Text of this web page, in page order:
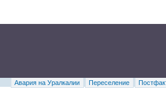
Авария на Уралкалии Переселение